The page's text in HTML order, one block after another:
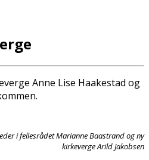
Anne Lise Haakestad og
i fellesrådet Marianne Baastrand og ny
kirkeverge Arild Jakobsen